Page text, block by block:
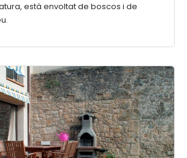
està envoltat de boscos i de